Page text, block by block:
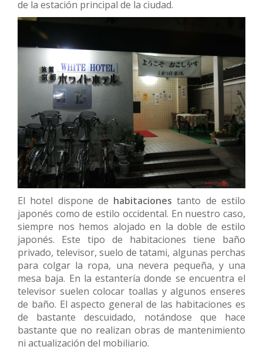
de la estación principal de la ciudad.
El hotel dispone de habitacionestanto de estilo
japonés como de estilo occidental. En nuestro caso,
siempre nos hemos alojado en la doble de estilo
japonés. Este tipo de habitaciones tiene baño
privado, televisor, suelo de tatami, algunas perchas
para colgar la ropa, una nevera pequeña, y una
mesa baja. En la estantería donde se encuentra el
televisor suelen colocar toallas y algunos enseres
de baño. El aspecto general de las habitaciones es
de bastante descuidado, notándose que hace
bastante que no realizan obras de mantenimiento
ni actualización del mobiliario.